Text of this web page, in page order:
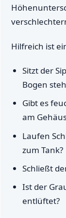
Hilfreich ist
Sitzt der
Bogen
Gibt es
am
Laufen
zum Tank?
Schließt
Ist der
entlüftet?